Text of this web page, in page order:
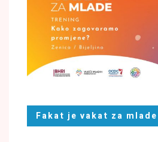
Fakat je vakat za mlade